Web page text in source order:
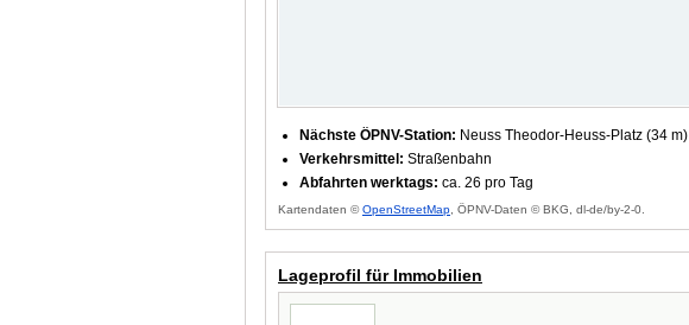
Nächste ÖPNV-Station: Neuss Theodor-Heuss-Platz (34 m)
Verkehrsmittel: Straßenbahn
Abfahrten werktags: ca. 26 pro Tag
Kartendaten ©OpenStreetMap , ÖPNV-Daten © BKG, dl-de/by-2-0.
Lageprofil für Immobilien